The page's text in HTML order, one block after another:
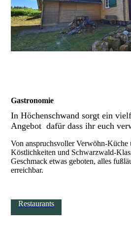
Gastronomie
In Höchenschwand sorgt ein
Angebot dafür dass ihr euch
Von anspruchsvoller Verwöhn-Küche
Köstlichkeiten und Schwarzwald-
Geschmack etwas geboten, alles
erreichbar.
Restaurants